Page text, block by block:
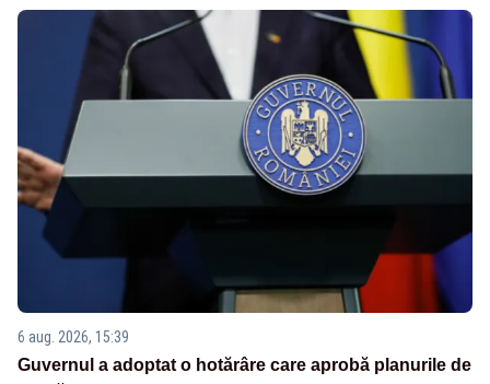
6 aug. 2026, 15:39
Guvernul a adoptat o hotărâre care aprobă planurile de